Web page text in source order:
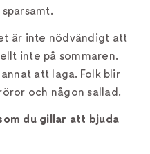
är inte nödvändigt att
inte på sommaren.
att laga. Folk blir
och någon sallad.
du gillar att bjuda